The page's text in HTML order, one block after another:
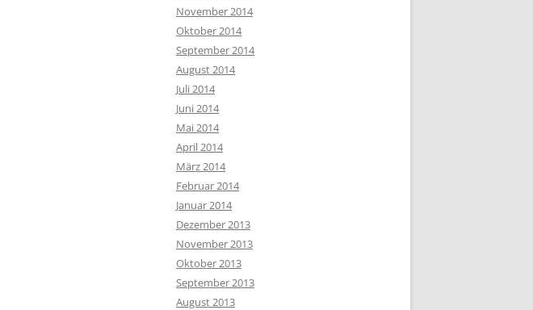
November 2014
Oktober 2014
September 2014
August 2014
Juli 2014
Juni 2014
Mai 2014
April 2014
März 2014
Februar 2014
Januar 2014
Dezember 2013
November 2013
Oktober 2013
September 2013
August 2013